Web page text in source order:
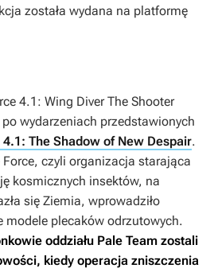
została wydana na platformę
4.1: Wing Diver The Shooter
wydarzeniach przedstawionych
The Shadow of New Despair.
Force, czyli organizacja starająca
kosmicznych insektów, na
się Ziemia, wprowadziło
modele plecaków odrzutowych.
oddziału Pale Team zostali
kiedy operacja zniszczenia